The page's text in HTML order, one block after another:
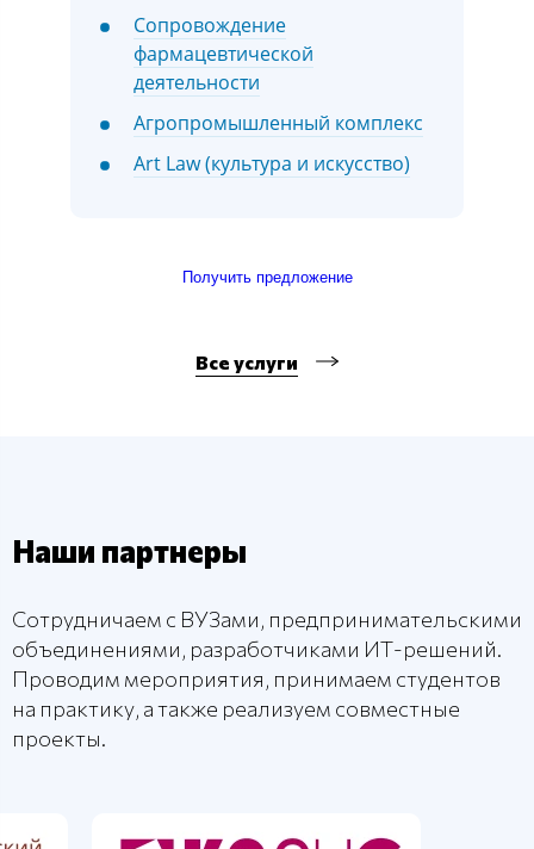
Сопровождение
фармацевтической
деятельности
Агропромышленный комплекс
Art Law (культура и искусство)
Все услуги
Получить предложение
Наши партнеры
Сотрудничаем с ВУЗами, предпринимательскими
объединениями, разработчиками ИТ-решений.
Проводим мероприятия, принимаем студентов
на практику, а также реализуем совместные
проекты.